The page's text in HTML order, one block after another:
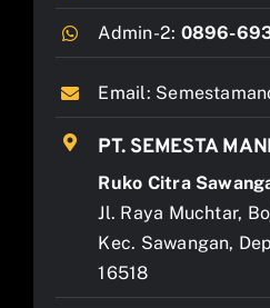
Admin-2: 0896-
Email:
PT. SEMESTA
Ruko Citra
Jl. Raya Muchtar,
Kec. Sawangan,
16518